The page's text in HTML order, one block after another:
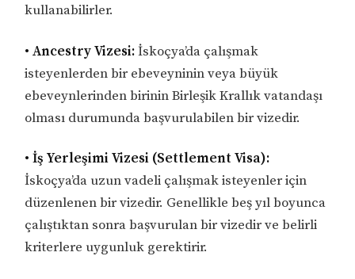
kullanabilirler.
• Ancestry Vizesi:İskoçya’da çalışmak
isteyenlerden bir ebeveyninin veya büyük
ebeveynlerinden birinin Birleşik Krallık vatandaşı
olması durumunda başvurulabilen bir vizedir.
• İş Yerleşimi Vizesi (Settlement Visa):
İskoçya’da uzun vadeli çalışmak isteyenler için
düzenlenen bir vizedir. Genellikle beş yıl boyunca
çalıştıktan sonra başvurulan bir vizedir ve belirli
kriterlere uygunluk gerektirir.